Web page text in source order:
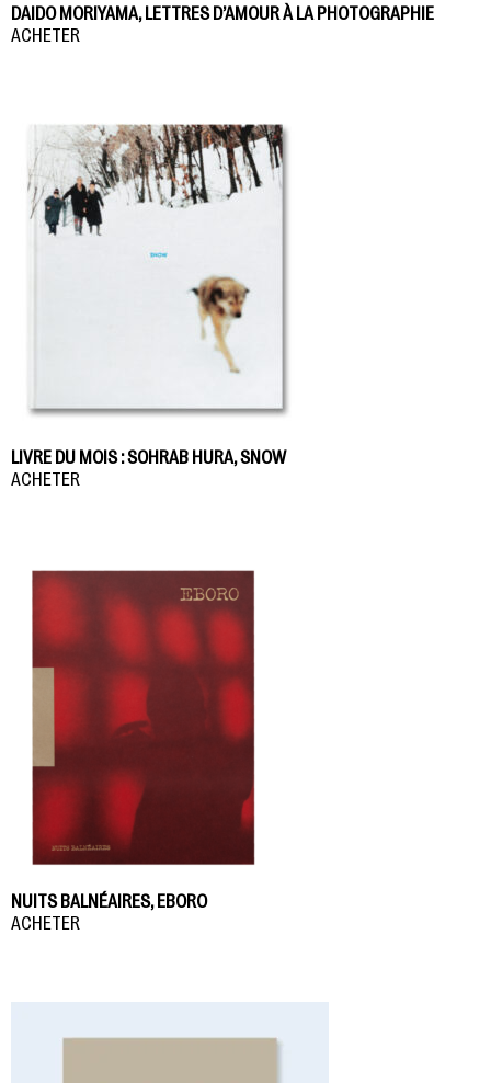
DAIDO MORIYAMA, LETTRES D’AMOUR À LA PHOTOGRAPHIE
ACHETER
LIVRE DU MOIS : SOHRAB HURA, SNOW
ACHETER
NUITS BALNÉAIRES, EBORO
ACHETER